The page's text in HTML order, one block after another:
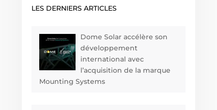
LES DERNIERS ARTICLES
Dome Solar accélère son
développement
international avec
l’acquisition de la marque
Mounting Systems